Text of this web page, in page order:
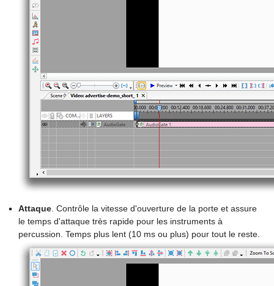
Attaque . Contrôle la vitesse d'ouverture de la porte et assure
le temps d'attaque très rapide pour les instruments à
percussion. Temps plus lent (10 ms ou plus) pour tout le reste.